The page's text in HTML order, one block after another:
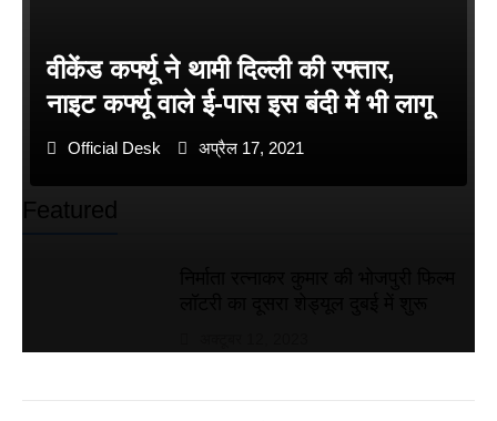
Featured
वीकेंड कर्फ्यू ने थामी दिल्ली की रफ्तार,
नाइट कर्फ्यू वाले ई-पास इस बंदी में भी लागू
Official Desk अप्रैल 17, 2021